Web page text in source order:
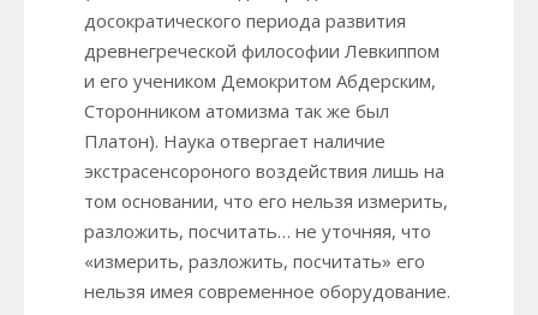
досократического периода развития
древнегреческой философии Левкиппом
и его учеником Демокритом Абдерским,
Сторонником атомизма так же был
Платон). Наука отвергает наличие
экстрасенсороного воздействия лишь на
том основании, что его нельзя измерить,
разложить, посчитать… не уточняя, что
«измерить, разложить, посчитать» его
нельзя имея современное оборудование.